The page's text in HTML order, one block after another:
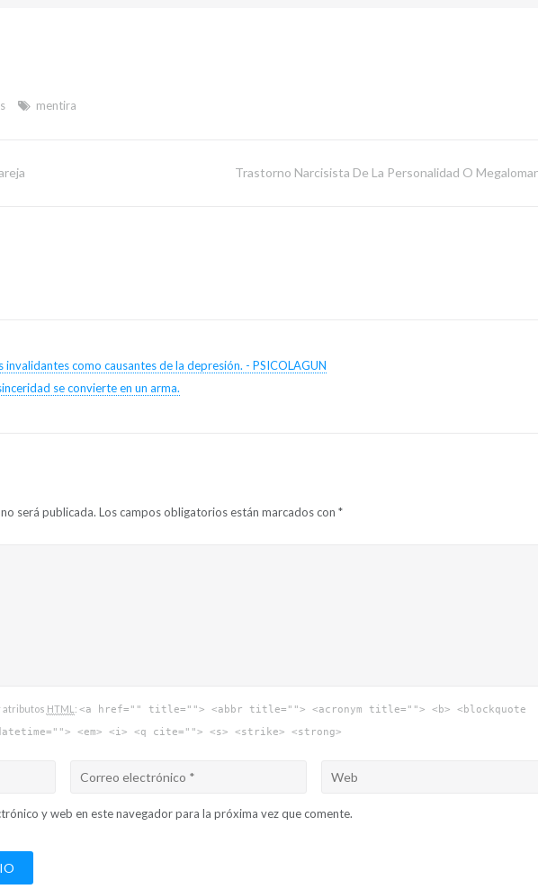
mentira
Trastorno Narcisista De La Personalidad O
como causantes de la depresión. - PSICOLAGUN
se convierte en un arma.
será publicada. Los campos obligatorios están marcados con *
atributos HTML : <a href="" title=""> <abbr title=""> <acronym title=""> <b> <blockquote
<em> <i> <q cite=""> <s> <strike> <strong>
y web en este navegador para la próxima vez que comente.